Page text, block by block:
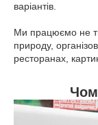
варіантів.
Ми працюємо не
природу,
ресторанах,